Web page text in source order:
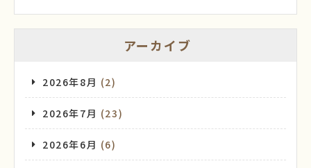
アーカイブ
2026年8月 (2)
2026年7月 (23)
2026年6月 (6)